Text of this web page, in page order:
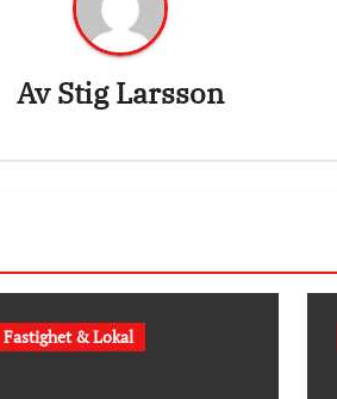
AvStig Larsson
Fastighet & Lokal